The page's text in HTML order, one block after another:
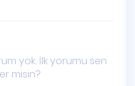
yok. İlk yorumu sen
misin?